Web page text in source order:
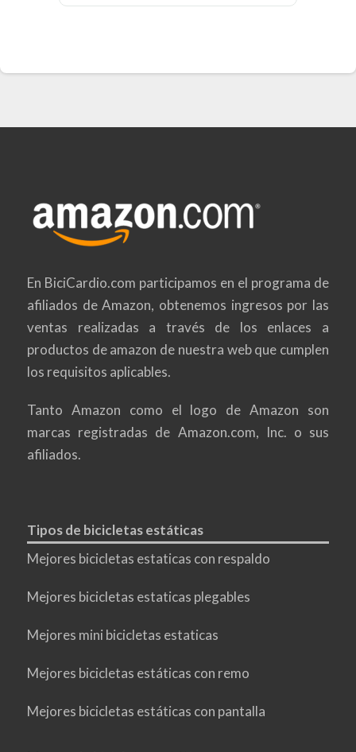
En BiciCardio.com participamos en el programa de
afiliados de Amazon, obtenemos ingresos por las
ventas realizadas a través de los enlaces a
productos de amazon de nuestra web que cumplen
los requisitos aplicables.
Tanto Amazon como el logo de Amazon son
marcas registradas de Amazon.com, Inc. o sus
afiliados.
Tipos de bicicletas estáticas
Mejores bicicletas estaticas con respaldo
Mejores bicicletas estaticas plegables
Mejores mini bicicletas estaticas
Mejores bicicletas estáticas con remo
Mejores bicicletas estáticas con pantalla